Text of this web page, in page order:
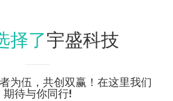
择了宇盛科技
为伍，共创双赢！在这里我们
期待与你同行!